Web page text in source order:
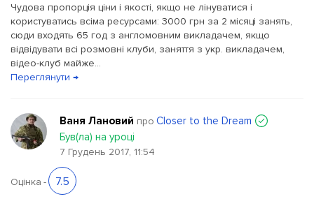
Чудова пропорція ціни і якості, якщо не лінуватися і
користуватись всіма ресурсами: 3000 грн за 2 місяці занять,
сюди входять 65 год з англомовним викладачем, якщо
відвідувати всі розмовні клуби, заняття з укр. викладачем,
відео-клуб майже...
Переглянути →
Ваня Лановий про Closer to the Dream
Був(ла) на уроці
7 Грудень 2017, 11:54
Оцінка - 7.5